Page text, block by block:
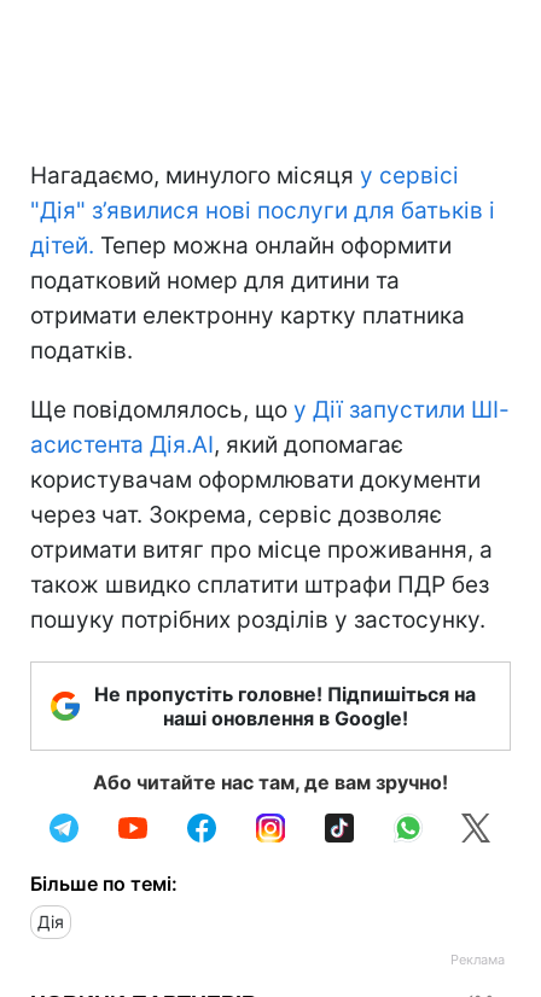
Нагадаємо, минулого місяця у сервісі
"Дія" з’явилися нові послуги для батьків і
дітей. Тепер можна онлайн оформити
податковий номер для дитини та
отримати електронну картку платника
податків.
Ще повідомлялось, що у Дії запустили ШІ-
асистента Дія.AI, який допомагає
користувачам оформлювати документи
через чат. Зокрема, сервіс дозволяє
отримати витяг про місце проживання, а
також швидко сплатити штрафи ПДР без
пошуку потрібних розділів у застосунку.
Не пропустіть головне! Підпишіться на
наші оновлення в Google!
Або читайте нас там, де вам зручно!
Більше по темі:
Дія